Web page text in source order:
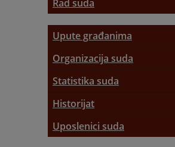
Rad suda
Upute građanima
Radno vrijeme
Uvjerenja i potvrde
Ovjere i prepisi
Zemljišne knjige
Organizacija suda
Nadležnost suda
Sudska odjeljenja
Zemljišno-knjižna kancelarija
Statistika suda
Protok predmeta
Historijat
Osnivanje suda
Uposlenici suda